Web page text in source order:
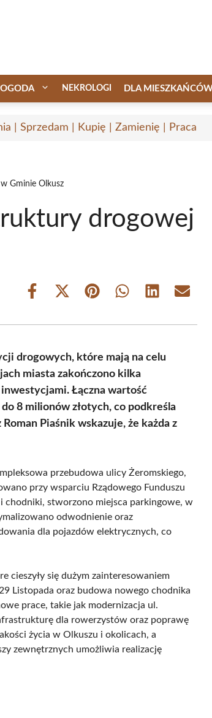
NEKROLOGI DLA
| Sprzedam | Kupię | Zamienię | Praca
Gminie Olkusz
drogowej
Share
Share
(Twitter)
Share Share Share Share
drogowych, które mają na celu
miasta zakończono kilka
Łączna wartość
8 milionów złotych, co podkreśla
Piaśnik wskazuje, że każda z
przebudowa ulicy Żeromskiego,
przy wsparciu Rządowego Funduszu
chodniki, stworzono miejsca parkingowe, w
odwodnienie oraz
dla pojazdów elektrycznych, co
cieszyły się dużym zainteresowaniem
Listopada oraz budowa nowego chodnika
prace, takie jak modernizacja ul.
dla rowerzystów oraz poprawę
życia w Olkuszu i okolicach, a
zewnętrznych umożliwia realizację